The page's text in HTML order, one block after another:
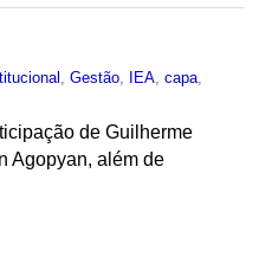
,Gestão IEA ,capa
de Guilherme
Agopyan, além de